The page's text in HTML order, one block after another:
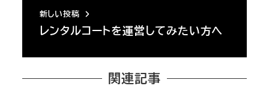
新しい投稿
レンタルコートを運営してみたい方へ
関連記事